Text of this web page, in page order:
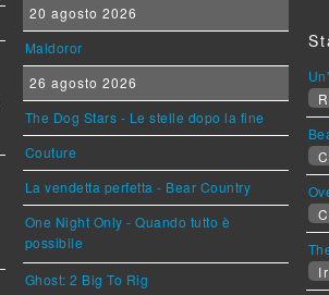
20 agosto 2026
Maldoror
26 agosto 2026
The Dog Stars - Le stelle dopo la fine
Couture
La vendetta perfetta - Bear Country
One Night Only - Quando tutto è
possibile
Ghost: 2 Big To Rig